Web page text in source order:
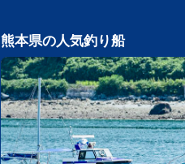
熊本県の人気釣り船